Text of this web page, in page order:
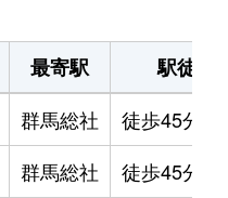
最寄駅
駅徒歩
群馬総社
徒歩45分
群馬総社
徒歩45分